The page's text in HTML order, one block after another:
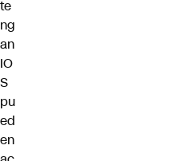
te
ng
an
IO
S
pu
ed
en